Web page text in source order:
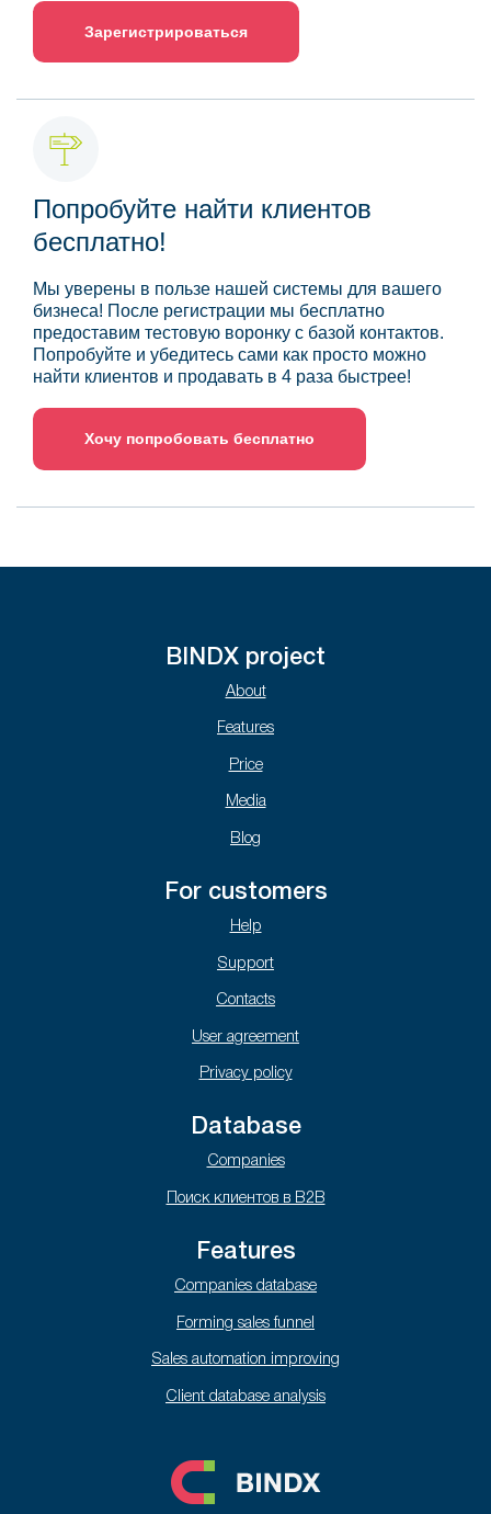
Зарегистрироваться
Попробуйте найти клиентов
бесплатно!
Мы уверены в пользе нашей системы для вашего
бизнеса! После регистрации мы бесплатно
предоставим тестовую воронку с базой контактов.
Попробуйте и убедитесь сами как просто можно
найти клиентов и продавать в 4 раза быстрее!
Хочу попробовать бесплатно
BINDX project
About
Features
Price
Media
Blog
For customers
Help
Support
Contacts
User agreement
Privacy policy
Database
Companies
Поиск клиентов в B2B
Features
Companies database
Forming sales funnel
Sales automation improving
Client database analysis